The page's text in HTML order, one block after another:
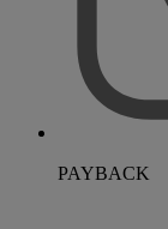
PAYBACK